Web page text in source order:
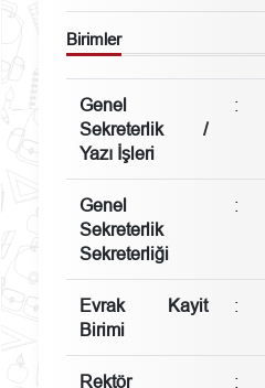
Birimler
Genel
Sekreterlik /
Yazı İşleri
:
Genel
Sekreterlik
Sekreterliği
:
Evrak Kayit
Birimi
:
Rektör :